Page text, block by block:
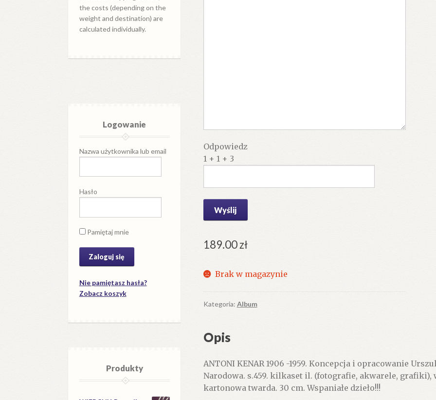
Odpowiedz
1 + 1 + 3
189.00zł
Brak w magazynie
Kategoria: Album
Opis
ANTONI KENAR 1906 -1959. Koncepcja i opracowanie
Narodowa. s.459. kilkaset il. (fotografie, akwarele, grafiki),
kartonowa twarda. 30 cm. Wspaniałe dzieło!!!
the costs (depending on the
weight and destination) are
calculated individually.
Logowanie
Nazwa użytkownika lub email
Hasło
Pamiętaj mnie
Nie pamiętasz hasła?
Zobacz koszyk
Produkty